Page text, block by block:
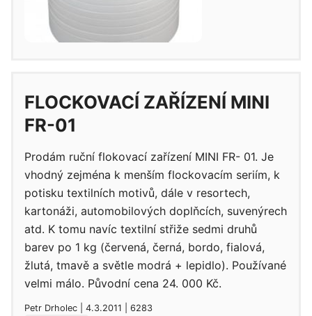
FLOCKOVACÍ ZAŘÍZENÍ MINI
FR-01
Prodám ruční flokovací zařízení MINI FR- 01. Je
vhodný zejména k menším flockovacím seriím, k
potisku textilních motivů, dále v resortech,
kartonáži, automobilových doplňcích, suvenýrech
atd. K tomu navíc textilní střiže sedmi druhů
barev po 1 kg (červená, černá, bordo, fialová,
žlutá, tmavě a světle modrá + lepidlo). Používané
velmi málo. Původní cena 24. 000 Kč.
Petr Drholec | 4.3.2011 | 6283